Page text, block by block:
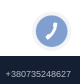
+380735248627